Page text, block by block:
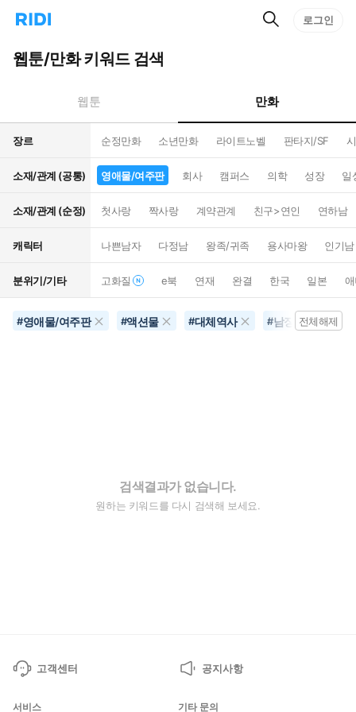
리
홈
으
턴
트
검
로그인
웹툰/만화 키워드 검색
웹툰 만화
장르 순정만화 소년만화 라이트노벨 판타지/SF
소재/관계 (공통) 영애물/여주판 회사 캠퍼스 의학 성장 일
소재/관계 (순정) 첫사랑 짝사랑 계약관계 친구>연인 연하남
캐릭터 나쁜남자 다정남 왕족/귀족 용사마왕 인기남
분위기/기타 고화질 e북 연재 완결 한국 일본
#영애물/여주판 #액션물 #대체역사 #남장여자전체해제
검색결과가 없습니다.
원하는 키워드를 다시 검색해 보세요.
고객센터 공지사항
서비스 기타 문의